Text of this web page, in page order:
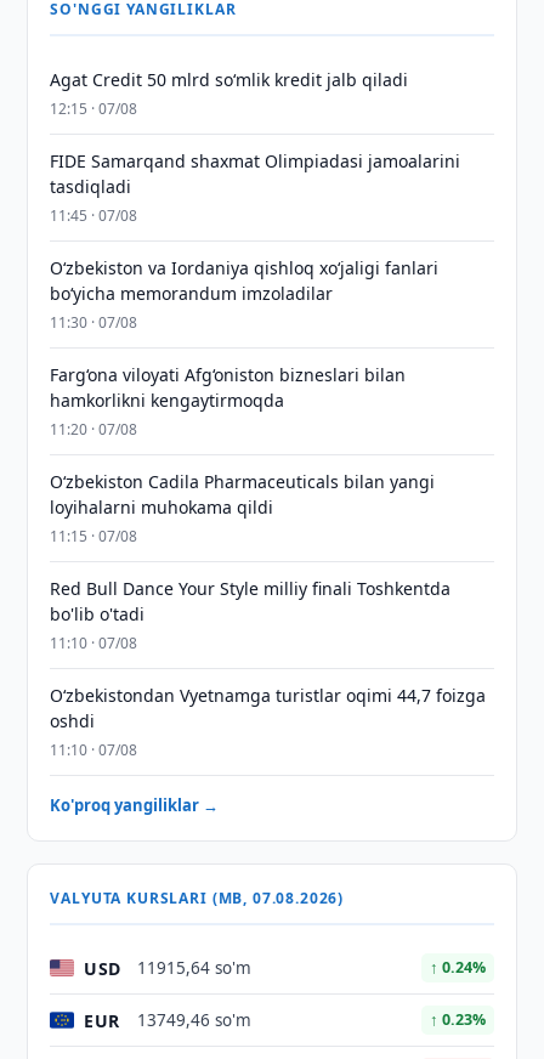
SO'NGGI YANGILIKLAR
Agat Credit 50 mlrd so‘mlik kredit jalb qiladi
12:15 · 07/08
FIDE Samarqand shaxmat Olimpiadasi jamoalarini
tasdiqladi
11:45 · 07/08
Oʻzbekiston va Iordaniya qishloq xoʻjaligi fanlari
boʻyicha memorandum imzoladilar
11:30 · 07/08
Farg‘ona viloyati Afg‘oniston bizneslari bilan
hamkorlikni kengaytirmoqda
11:20 · 07/08
Oʻzbekiston Cadila Pharmaceuticals bilan yangi
loyihalarni muhokama qildi
11:15 · 07/08
Red Bull Dance Your Style milliy finali Toshkentda
bo'lib o'tadi
11:10 · 07/08
O‘zbekistondan Vyetnamga turistlar oqimi 44,7 foizga
oshdi
11:10 · 07/08
Ko'proq yangiliklar →
VALYUTA KURSLARI (MB, 07.08.2026)
USD 11915,64 so'm ↑ 0.24%
EUR 13749,46 so'm ↑ 0.23%